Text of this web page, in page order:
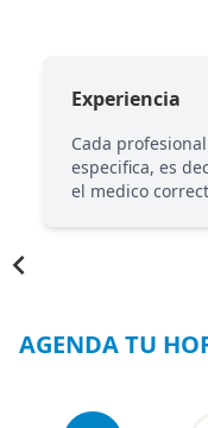
Experiencia
Cada
especifica, es
el medico
AGENDA TU